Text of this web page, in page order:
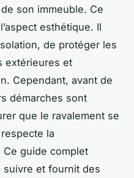
son immeuble. Ce
esthétique. Il
de protéger les
extérieures et
Cependant, avant de
démarches sont
que le ravalement se
la
guide complet
suivre et fournit des